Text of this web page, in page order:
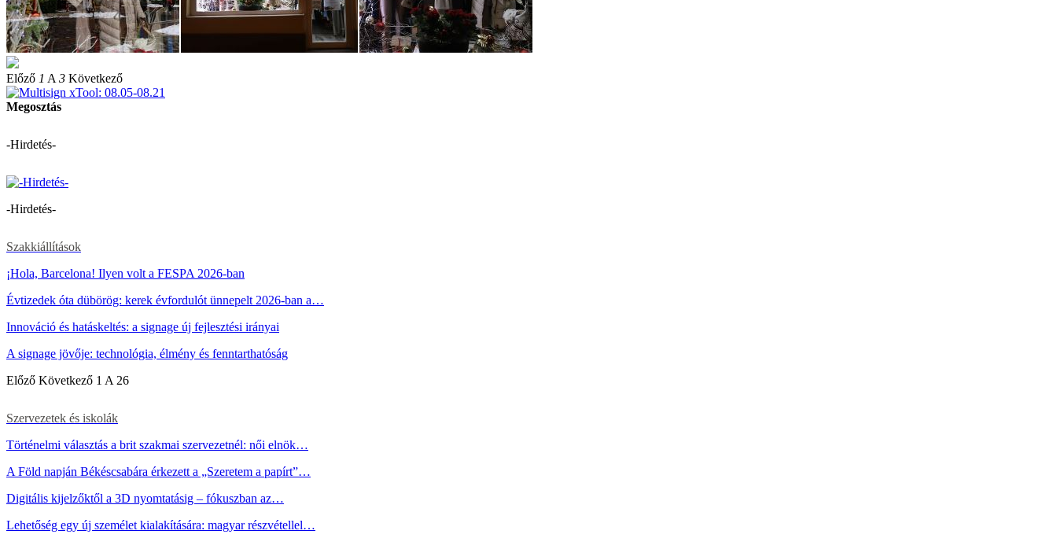
Előző 1 A 3 Következő
Megosztás
-Hirdetés-
-Hirdetés-
Szakkiállítások
¡Hola, Barcelona! Ilyen volt a FESPA 2026-ban
Évtizedek óta dübörög: kerek évfordulót ünnepelt 2026-ban a…
Innováció és hatáskeltés: a signage új fejlesztési irányai
A signage jövője: technológia, élmény és fenntarthatóság
Előző Következő 1 A 26
Szervezetek és iskolák
Történelmi választás a brit szakmai szervezetnél: női elnök…
A Föld napján Békéscsabára érkezett a „Szeretem a papírt”…
Digitális kijelzőktől a 3D nyomtatásig – fókuszban az…
Lehetőség egy új személet kialakítására: magyar részvétellel…